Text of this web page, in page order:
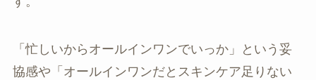
「忙しいからオールインワンでいっか」という妥
協感や「オールインワンだとスキンケア足りない